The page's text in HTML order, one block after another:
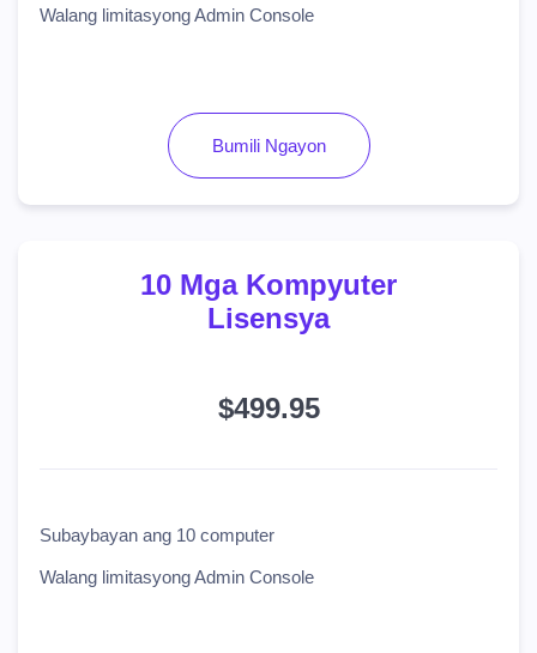
Walang limitasyong Admin Console
Bumili Ngayon
10 Mga Kompyuter
Lisensya
$499.95
Subaybayan ang 10 computer
Walang limitasyong Admin Console